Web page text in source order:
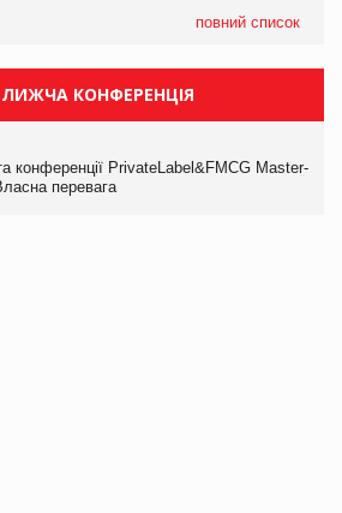
повний список
КОНФЕРЕНЦІЯ
конференції PrivateLabel&FMCG Master-
перевага